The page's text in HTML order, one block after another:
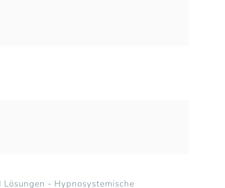
- Hypnosystemische